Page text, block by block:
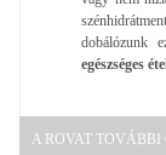
dobálózunk
egészséges
A ROVAT TOVÁBBI